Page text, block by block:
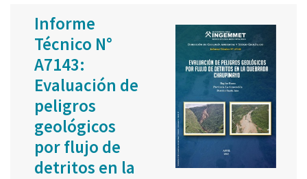
Informe
Técnico N°
A7143:
Evaluación de
peligros
geológicos
por flujo de
detritos en la